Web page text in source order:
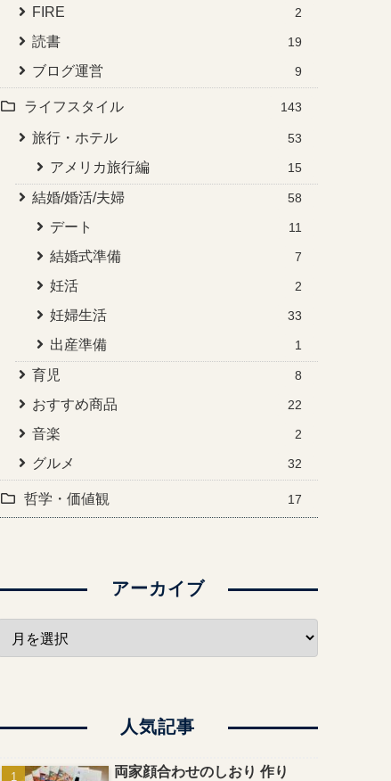
FIRE 2
読書 19
ブログ運営 9
ライフスタイル 143
旅行・ホテル 53
アメリカ旅行編 15
結婚/婚活/夫婦 58
デート 11
結婚式準備 7
妊活 2
妊婦生活 33
出産準備 1
育児 8
おすすめ商品 22
音楽 2
グルメ 32
哲学・価値観 17
アーカイブ
人気記事
両家顔合わせのしおり 作り